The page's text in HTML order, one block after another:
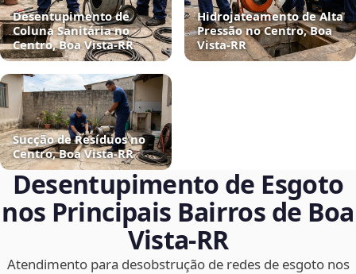
Desentupimento de
Coluna Sanitária no
Centro, Boa Vista‑RR
Hidrojateamento de Alta
Pressão no Centro, Boa
Vista‑RR
Sucção de Resíduos no
Centro, Boa Vista‑RR
Desentupimento de Esgoto
nos Principais Bairros de Boa
Vista‑RR
Atendimento para desobstrução de redes de esgoto nos